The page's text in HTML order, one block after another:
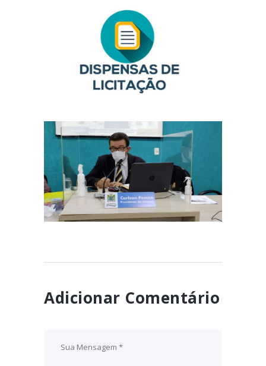
AVISO DE DISPENSA DE
LICITAÇÃO
February 17, 2025
Câmara concederá Título de
Cidadania Parnaibana à
jornalista Samantha Cavalca
September 14, 2021
Adicionar Comentário